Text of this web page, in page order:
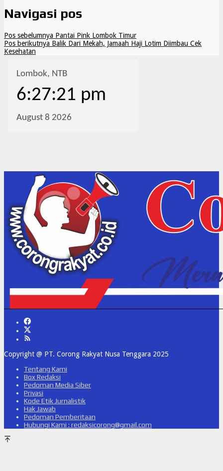
Navigasi pos
Pos sebelumnya Pantai Pink Lombok Timur
Pos berikutnya Balik Dari Mekah, Jamaah Haji Lotim Diimbau Cek
Kesehatan
Copyright @ PT. Corong Rakyat Nusa Tenggara 2025
Tentang Kami
Box Redaksi
Pedoman Media Siber
Privasi
Kode Etik Jurnalistik
Hak Jawab
Pedoman Pemberitaan
Hubungi Kami : redaksicorong@gmail.com